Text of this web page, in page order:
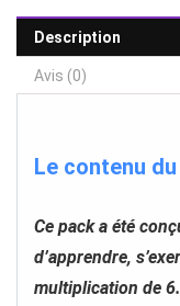
Description
Avis (0)
Le contenu
Ce pack a été
d’apprendre,
multiplication de 6.